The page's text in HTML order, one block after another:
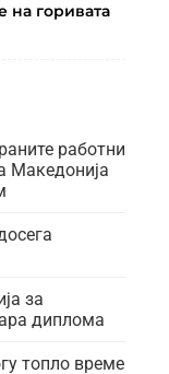
на горивата
работни
Македонија
за
диплома
топло време